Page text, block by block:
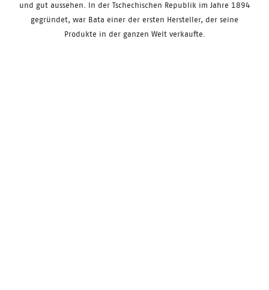
und gut aussehen. In der Tschechischen Republik im Jahre 1894
gegründet, war Bata einer der ersten Hersteller, der seine
Produkte in der ganzen Welt verkaufte.